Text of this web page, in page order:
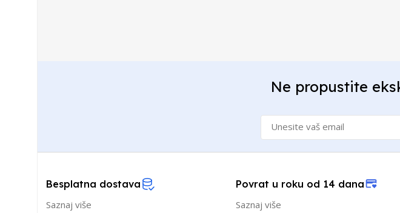
Ne propustite
Besplatna dostava
Saznaj više
Povrat u roku od 14 dana
Saznaj više